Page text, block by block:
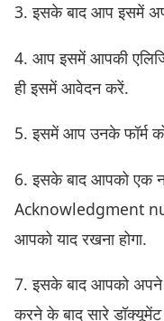
3. इसके बाद आप इसमें
4. आप इसमें आपकी
ही इसमें आवेदन करें.
5. इसमें आप उनके फॉर्म
6. इसके बाद आपको एक
Acknowledgment
आपको याद रखना होगा.
7. इसके बाद आपको अपने
करने के बाद सारे